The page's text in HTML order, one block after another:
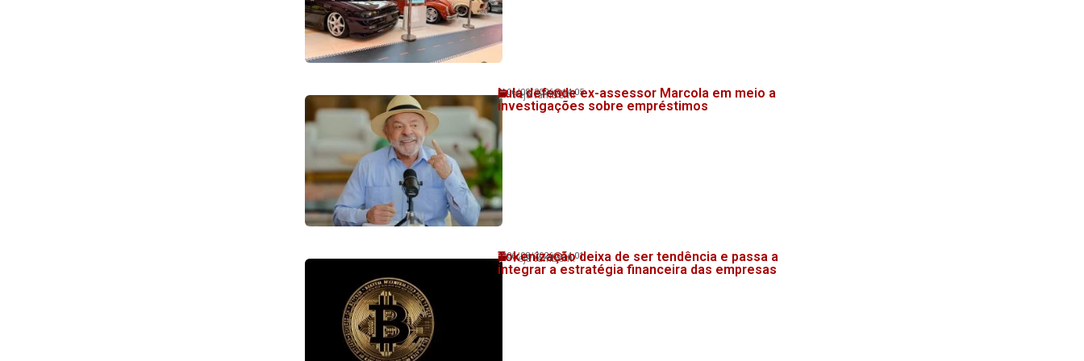
Veja também!
06/08/2026 14:05
Lula defende ex-assessor Marcola em meio a
investigações sobre empréstimos
Veja também!
06/08/2026 14:01
Tokenização deixa de ser tendência e passa a
integrar a estratégia financeira das empresas